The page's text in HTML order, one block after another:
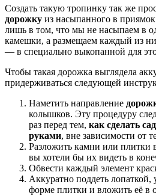
Создать такую тропинку так же
дорожку из насыпанного в
лишь в том, что мы не насыпаем в
камешки, а размещаем каждый из
― в специально выкопанной для
Чтобы такая дорожка выглядела
придерживаться следующей
Наметить направление
колышков. Эту процедуру
раз перед тем, как сделать
руками, вне зависимости от
Разложить камни или плитки
вы хотели бы их видеть в
Обвести каждый элемент
Аккуратно поддеть лопаткой,
форме плитки и вложить её в